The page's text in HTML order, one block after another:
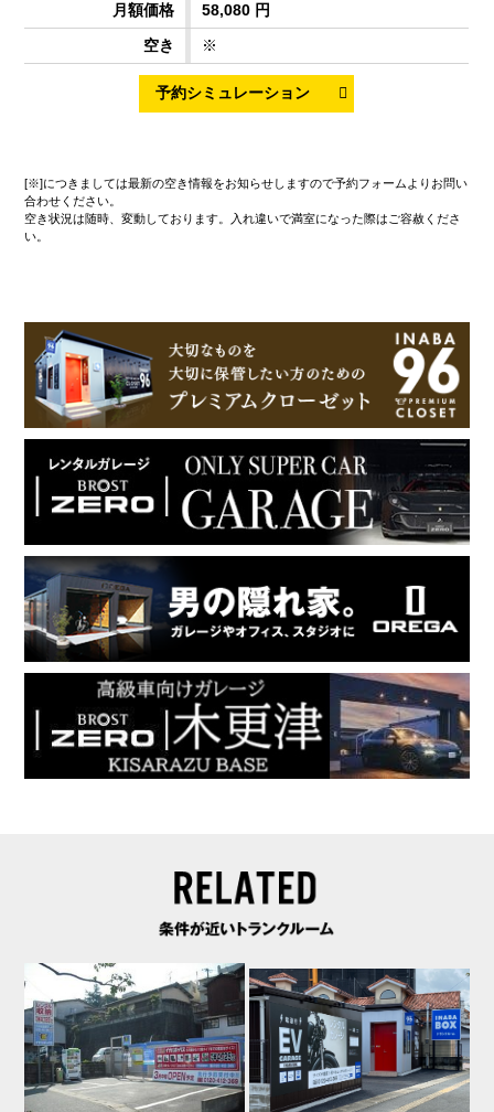
58,080 円
※
[※]につきましては最新の空き情報をお知らせしますので予約フォームよりお問い
合わせください。
空き状況は随時、変動しております。入れ違いで満室になった際はご容赦くださ
い。